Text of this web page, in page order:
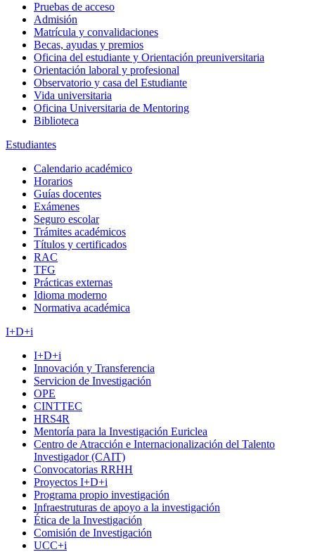
Pruebas de acceso
Admisión
Matrícula y convalidaciones
Becas, ayudas y premios
Oficina del estudiante y Orientación preuniversitaria
Orientación laboral y profesional
Observatorio y casa del Estudiante
Vida universitaria
Oficina Universitaria de Mentoring
Biblioteca
Estudiantes
Calendario académico
Horarios
Guías docentes
Exámenes
Seguro escolar
Trámites académicos
Títulos y certificados
RAC
TFG
Prácticas externas
Idioma moderno
Normativa académica
I+D+i
I+D+i
Innovación y Transferencia
Servicion de Investigación
OPE
CINTTEC
HRS4R
Mentoría para la Investigación Euriclea
Centro de Atracción e Internacionalización del Talento
Investigador (CAIT)
Convocatorias RRHH
Proyectos I+D+i
Programa propio investigación
Infraestruturas de apoyo a la investigación
Ética de la Investigación
Comisión de Investigación
UCC+i